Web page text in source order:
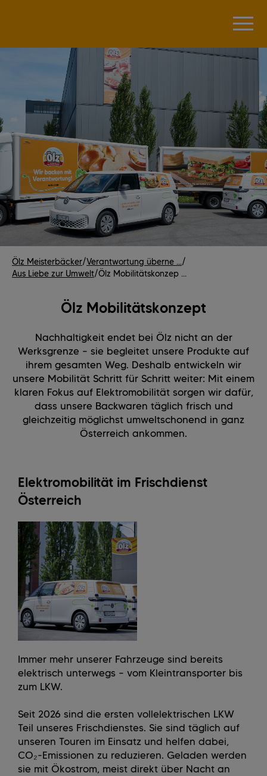
Ölz Meisterbäcker/Verantwortung überne .../
Aus Liebe zur Umwelt/Ölz Mobilitätskonzep ...
Ölz Mobilitätskonzept
Nachhaltigkeit endet bei Ölz nicht an der
Werksgrenze – sie begleitet unsere Produkte auf
ihrem gesamten Weg. Deshalb entwickeln wir
unsere Mobilität Schritt für Schritt weiter: Mit einem
klaren Fokus auf Elektromobilität sorgen wir dafür,
dass unsere Backwaren täglich frisch und
gleichzeitig möglichst umweltschonend in ganz
Österreich ankommen.
Elektromobilität im Frischdienst
Österreich
Immer mehr unserer Fahrzeuge sind bereits
elektrisch unterwegs – vom Kleintransporter bis
zum LKW.
Seit 2026 sind die ersten vollelektrischen LKW
Teil unseres Frischdienstes. Sie sind täglich auf
unseren Touren im Einsatz und helfen dabei,
CO₂-Emissionen zu reduzieren. Geladen werden
sie mit Ökostrom, meist direkt über Nacht an